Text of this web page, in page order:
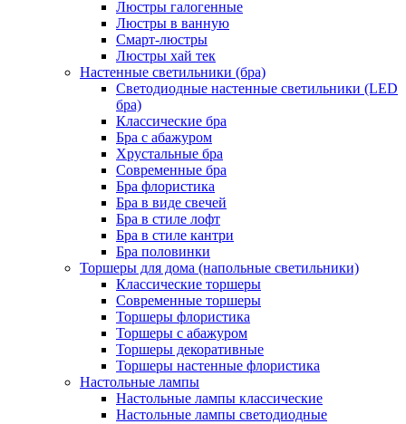
Люстры галогенные
Люстры в ванную
Смарт-люстры
Люстры хай тек
Настенные светильники (бра)
Светодиодные настенные светильники (LED
бра)
Классические бра
Бра с абажуром
Хрустальные бра
Современные бра
Бра флористика
Бра в виде свечей
Бра в стиле лофт
Бра в стиле кантри
Бра половинки
Торшеры для дома (напольные светильники)
Классические торшеры
Современные торшеры
Торшеры флористика
Торшеры с абажуром
Торшеры декоративные
Торшеры настенные флористика
Настольные лампы
Настольные лампы классические
Настольные лампы светодиодные